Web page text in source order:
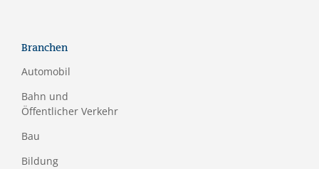
Branchen
Automobil
Bahn und
Öffentlicher Verkehr
Bau
Bildung